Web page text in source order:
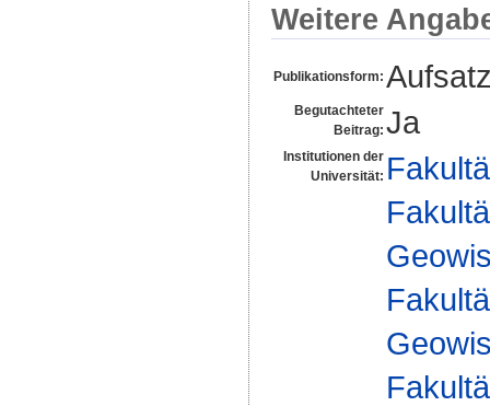
Weitere
Publikationsform:
Begutachteter
Beitrag: Ja
Institutionen der
Universität: